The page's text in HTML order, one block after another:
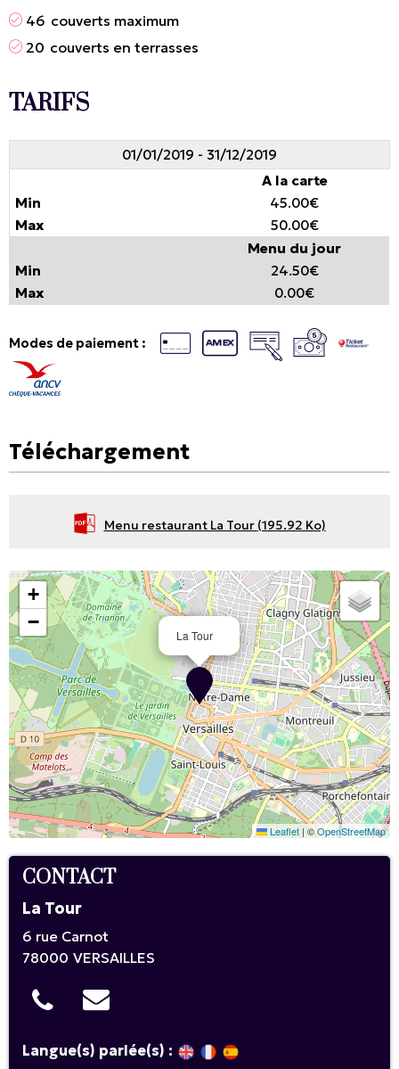
46 couverts maximum
20 couverts en terrasses
TARIFS
01/01/2019 - 31/12/2019
A la carte
45.00€
50.00€
Menu du jour
24.50€
0.00€
Modes de paiement :
Téléchargement
Menu restaurant La Tour (195.92 Ko)
La Tour
+
−
Leaflet | ©OpenStreetMap
CONTACT
La Tour
6 rue Carnot
78000 VERSAILLES
Langue(s) parlée(s) :